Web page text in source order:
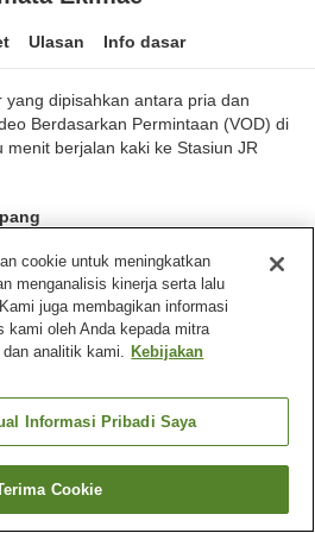
Ulasan Info dasar
dipisahkan antara pria dan
Berdasarkan Permintaan (VOD) di
berjalan kaki ke Stasiun JR
646
Distrik Ota
Cari kamar
cookie untuk meningkatkan
menganalisis kinerja serta lalu
juga membagikan informasi
kami oleh Anda kepada mitra
analitik kami. Kebijakan
Informasi Pribadi Saya
Cookie